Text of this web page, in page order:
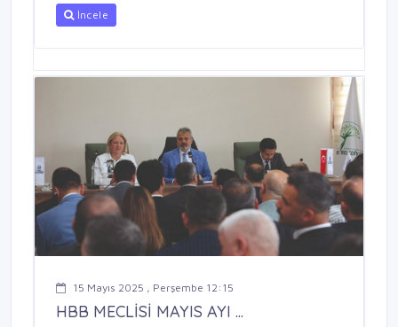
İncele
15 Mayıs 2025 , Perşembe 12:15
HBB MECLİSİ MAYIS AYI ...